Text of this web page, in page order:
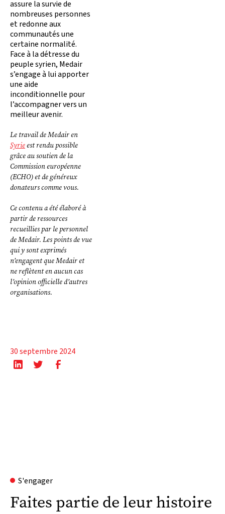
assure la survie de
nombreuses personnes
et redonne aux
communautés une
certaine normalité.
Face à la détresse du
peuple syrien, Medair
s’engage à lui apporter
une aide
inconditionnelle pour
l’accompagner vers un
meilleur avenir.
Le travail de Medair en
Syrieest rendu possible
grâce au soutien de la
Commission européenne
(ECHO) et de généreux
donateurs comme vous.
Ce contenu a été élaboré à
partir de ressources
recueillies par le personnel
de Medair. Les points de vue
qui y sont exprimés
n’engagent que Medair et
ne reflètent en aucun cas
l’opinion officielle d’autres
organisations.
30 septembre 2024
S'engager
Faites partie de leur histoire